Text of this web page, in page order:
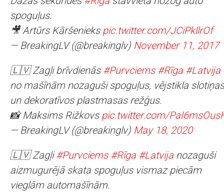
spoguļus.
🎥 Artūrs Kāršenieks pic.twitter.com/JCiPkllrOf
— BreakingLV (@breakinglv) November 11, 2017
🇱🇻 Zagļi brīvdienās #Purvciems #Rīga #Latvija
no mašīnām nozaguši spoguļus, vējstikla slotiņas
un dekoratīvos plastmasas režģus.
📸 Maksims Rižkovs pic.twitter.com/
— BreakingLV (@breakinglv) May 18, 2020
🇱🇻 Zagļi#Purvciems #Rīga #Latvija nozaguši
aizmugurējā skata spoguļus vismaz piecām
vieglām automašīnām.